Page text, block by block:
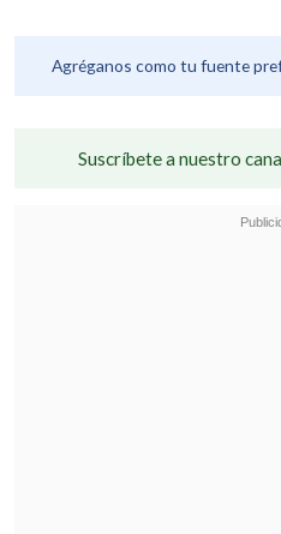
Agréganos como tu fuente
Suscríbete a nuestro